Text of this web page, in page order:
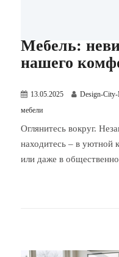
Мебель:
нашего
13.05.2025 Design-
мебели
Оглянитесь вокруг.
находитесь – в уютной
или даже в